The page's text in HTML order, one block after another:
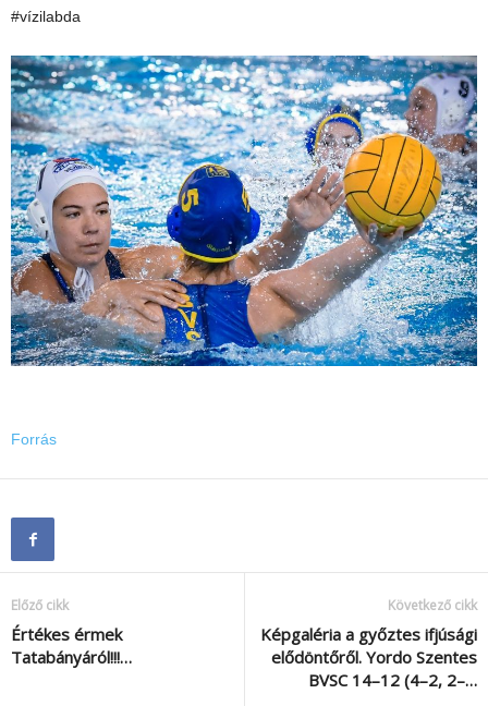
#vízilabda
Forrás
Előző cikk
Értékes érmek
Tatabányáról!!!…
Következő cikk
Képgaléria a győztes ifjúsági
elődöntőről. Yordo Szentes
BVSC 14–12 (4–2, 2–…